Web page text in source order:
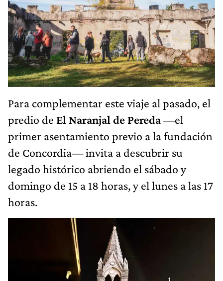
Para complementar este viaje al pasado, el
predio de El Naranjal de Pereda—el
primer asentamiento previo a la fundación
de Concordia— invita a descubrir su
legado histórico abriendo el sábado y
domingo de 15 a 18 horas, y el lunes a las 17
horas.